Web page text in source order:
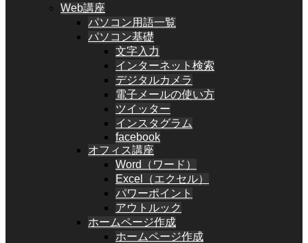
Web講座
パソコン用語一覧
パソコン基礎
文字入力
インターネット検索
デジタルカメラ
電子メールの使い方
ツイッター
インスタグラム
facebook
オフィス講座
Word（ワード）
Excel（エクセル）
パワーポイント
アウトルック
ホームページ作成
ホームページ作成